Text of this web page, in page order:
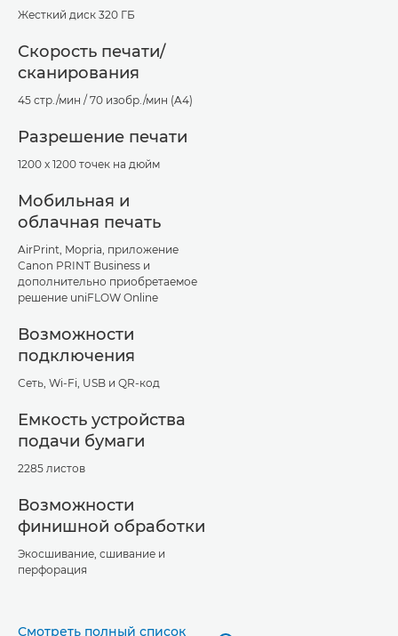
Жесткий диск 320 ГБ
Скорость печати/
сканирования
45 стр./мин / 70 изобр./мин (A4)
Разрешение печати
1200 x 1200 точек на дюйм
Мобильная и
облачная печать
AirPrint, Mopria, приложение
Canon PRINT Business и
дополнительно приобретаемое
решение uniFLOW Online
Возможности
подключения
Сеть, Wi-Fi, USB и QR-код
Емкость устройства
подачи бумаги
2285 листов
Возможности
финишной обработки
Экосшивание, сшивание и
перфорация
Смотреть полный список